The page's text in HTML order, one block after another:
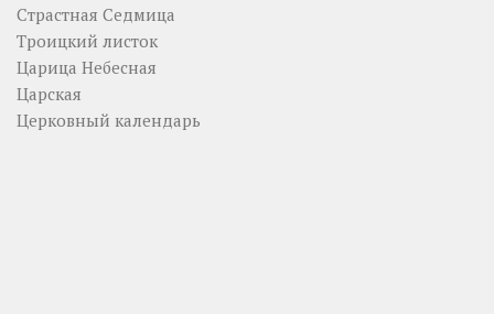
Страстная Седмица
Троицкий листок
Царица Небесная
Царская
Церковный календарь